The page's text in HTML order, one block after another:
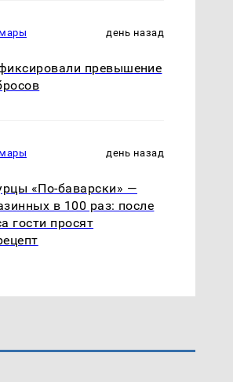
СМИ: В Химках на
машину напали и
подожгли.
день назад
превышение
день назад
«По-баварски» —
в 100 раз: после
гости просят